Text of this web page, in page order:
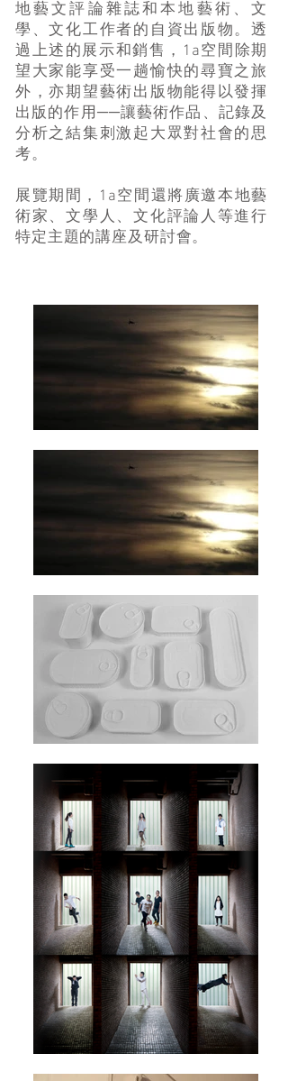
地藝文評論雜誌和本地藝術、文
學、文化工作者的自資出版物。透
過上述的展示和銷售，1a空間除期
望大家能享受一趟愉快的尋寶之旅
外，亦期望藝術出版物能得以發揮
出版的作用──讓藝術作品、記錄及
分析之結集刺激起大眾對社會的思
考。
展覽期間，1a空間還將廣邀本地藝
術家、文學人、文化評論人等進行
特定主題的講座及研討會。